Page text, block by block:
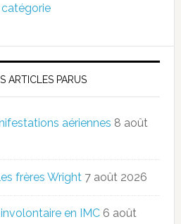
ARTICLES PARUS
aériennes 8 août
frères Wright 7 août 2026
en IMC 6 août